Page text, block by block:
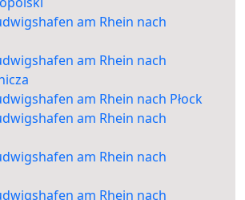
am Rhein nach
am Rhein nach
am Rhein nach Płock
am Rhein nach
am Rhein nach
am Rhein nach